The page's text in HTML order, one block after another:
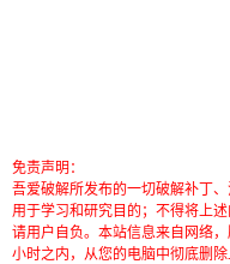
免责声明：
吾爱破解所发布的一切破解补丁
用于学习和研究目的；不得将上
请用户自负。本站信息来自网络
小时之内，从您的电脑中彻底删